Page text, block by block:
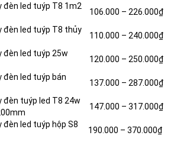
đèn led tuýp T8 1m2
106.000 – 226.000₫
đèn led tuýp T8 thủy
110.000 – 240.000₫
đèn led tuýp 25w
120.000 – 250.000₫
đèn led tuýp bán
137.000 – 287.000₫
đèn tuýp led T8 24w
147.000 – 317.000₫
đèn led tuýp hộp S8
190.000 – 370.000₫